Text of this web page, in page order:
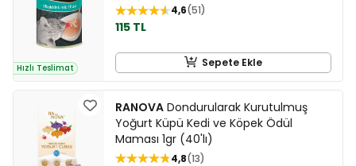
Hızlı Teslimat
4,6 51
115 TL
Sepete Ekle
RANOVA Dondurularak Kurutulmuş
Yoğurt Küpü Kedi ve Köpek Ödül
Maması 1gr (40'lı)
4,8 13